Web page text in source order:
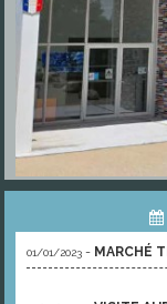
01/01/2023 - MARCHÉ